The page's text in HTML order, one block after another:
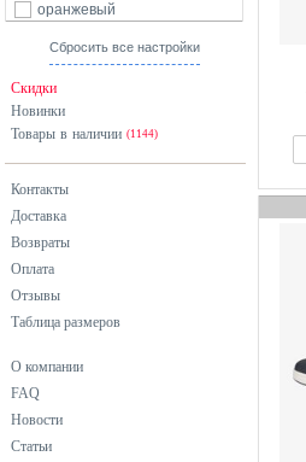
оранжевый
розовый
фиолетовый
хаки
черный
Сбросить все настройки
Скидки
Новинки
Товары в наличии (1144)
Контакты
Доставка
Возвраты
Оплата
Отзывы
Таблица размеров
О компании
FAQ
Новости
Статьи